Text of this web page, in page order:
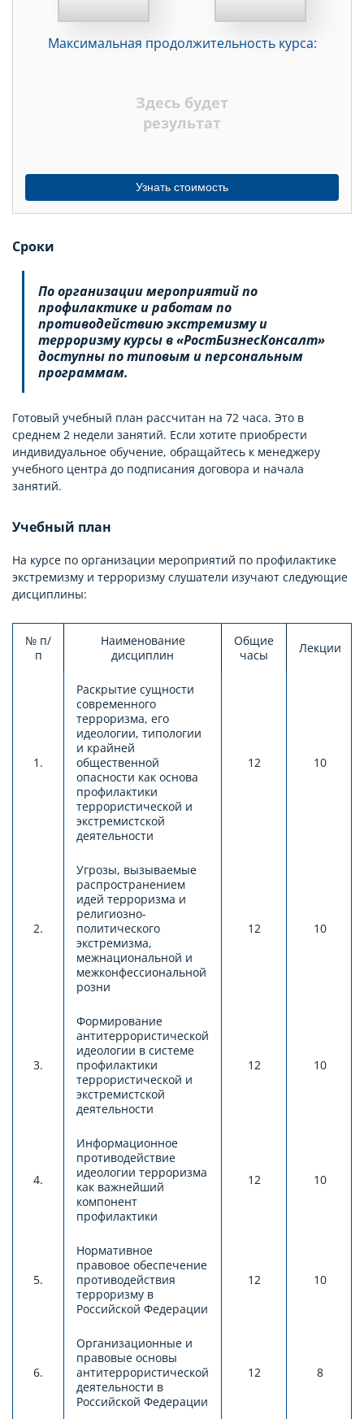
ДНЕЙ
Максимальная продолжительность курса:
Здесь будет
результат
Узнать стоимость
Сроки
По организации мероприятий по
профилактике и работам по
противодействию экстремизму и
терроризму курсы в «РостБизнесКонсалт»
доступны по типовым и персональным
программам.
Готовый учебный план рассчитан на 72 часа. Это в
среднем 2 недели занятий. Если хотите приобрести
индивидуальное обучение, обращайтесь к менеджеру
учебного центра до подписания договора и начала
занятий.
Учебный план
На курсе по организации мероприятий по профилактике
экстремизму и терроризму слушатели изучают следующие
дисциплины:
№ п/
п
Наименование
дисциплин
Общие
часы
Лекции
1.
Раскрытие сущности
современного
терроризма, его
идеологии, типологии
и крайней
общественной
опасности как основа
профилактики
террористической и
экстремистской
деятельности
12 10
2.
Угрозы, вызываемые
распространением
идей терроризма и
религиозно-
политического
экстремизма,
межнациональной и
межконфессиональной
розни
12 10
3.
Формирование
антитеррористической
идеологии в системе
профилактики
террористической и
экстремистской
деятельности
12 10
4.
Информационное
противодействие
идеологии терроризма
как важнейший
компонент
профилактики
12 10
5.
Нормативное
правовое обеспечение
противодействия
терроризму в
Российской Федерации
12 10
6.
Организационные и
правовые основы
антитеррористической
деятельности в
Российской Федерации
12 8